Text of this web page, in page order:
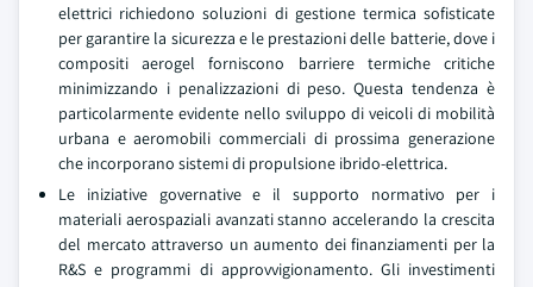
elettrici richiedono soluzioni di gestione termica sofisticate
per garantire la sicurezza e le prestazioni delle batterie, dove i
compositi aerogel forniscono barriere termiche critiche
minimizzando i penalizzazioni di peso. Questa tendenza è
particolarmente evidente nello sviluppo di veicoli di mobilità
urbana e aeromobili commerciali di prossima generazione
che incorporano sistemi di propulsione ibrido-elettrica.
Le iniziative governative e il supporto normativo per i
materiali aerospaziali avanzati stanno accelerando la crescita
del mercato attraverso un aumento dei finanziamenti per la
R&S e programmi di approvvigionamento. Gli investimenti